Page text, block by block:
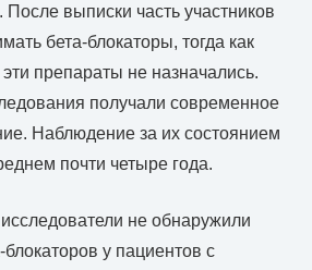
выписки часть участников
бета-блокаторы, тогда как
препараты не назначались.
получали современное
Наблюдение за их состоянием
почти четыре года.
не обнаружили
у пациентов с